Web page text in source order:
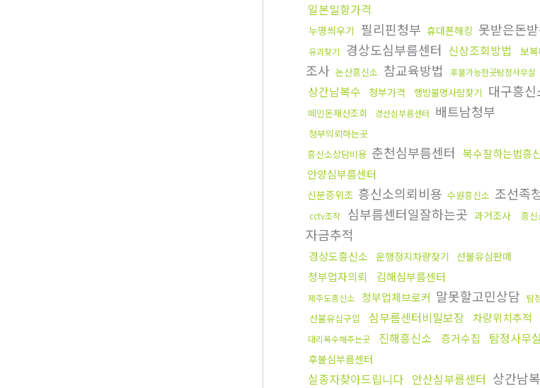
일본밀항가격
누명씌우기 필리핀청부 휴대폰해킹 못받은돈
유괴찾기 경상도심부름센터 신상조회방법 보
조사 논산흥신소 참교육방법 후불가능한곳탐정사무실
상간남복수
청부가격 행방불명사람찾기 대구흥신
떼인돈재산조회 경산심부름센터 배트남청부
청부의뢰하는곳
흥신소상담비용 춘천심부름센터 복수잘하는법흥
안양심부름센터
신분증위조 흥신소의뢰비용 수원흥신소 조선족
cctv조작 심부름센터일잘하는곳 과거조사 흥
자금추적
경상도흥신소 운행정지차량찾기 선불유심판매
청부업자의뢰 김해심부름센터
제주도흥신소 청부업체브로커 말못할고민상담 탐
선불유심구입 심부름센터비밀보장 차량위치추적
대리복수해주는곳 진해흥신소 증거수집 탐정사무
후불심부름센터
실종자찾아드립니다 안산심부름센터 상간남